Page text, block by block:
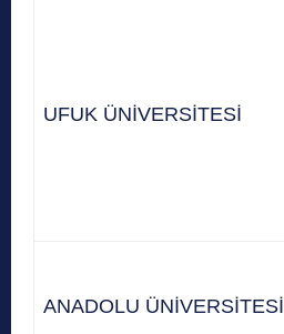
UFUK ÜNİVERSİTESİ
ANADOLU ÜNİVERSİTESİ